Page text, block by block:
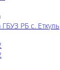
РБ с. Еткуль